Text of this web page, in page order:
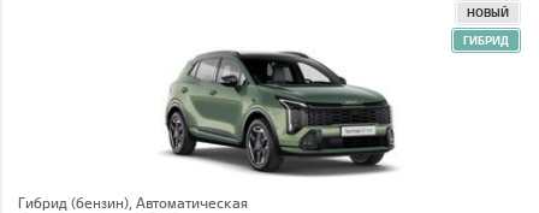
НОВЫЙ
ГИБРИД
Гибрид (бензин), Автоматическая